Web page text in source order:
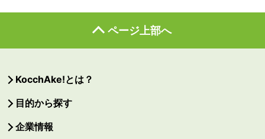
ページ上部へ
KocchAke!とは？
目的から探す
企業情報